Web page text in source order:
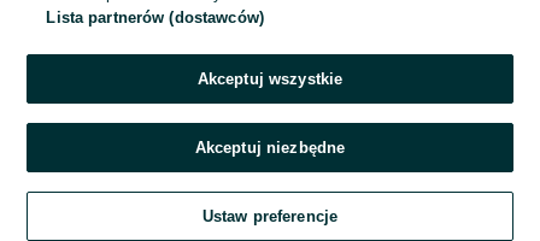
Lista partnerów (dostawców)
Akceptuj wszystkie
Akceptuj niezbędne
Ustaw preferencje